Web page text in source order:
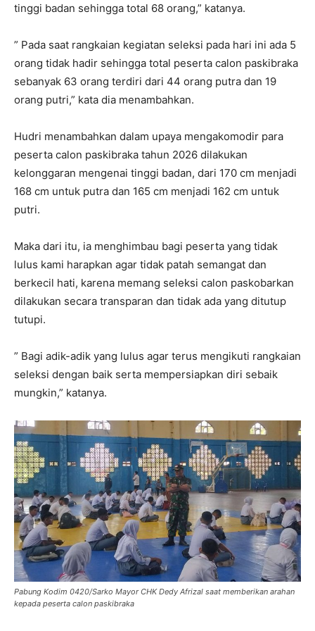
tinggi badan sehingga total 68 orang,” katanya.
” Pada saat rangkaian kegiatan seleksi pada hari ini ada 5
orang tidak hadir sehingga total peserta calon paskibraka
sebanyak 63 orang terdiri dari 44 orang putra dan 19
orang putri,” kata dia menambahkan.
Hudri menambahkan dalam upaya mengakomodir para
peserta calon paskibraka tahun 2026 dilakukan
kelonggaran mengenai tinggi badan, dari 170 cm menjadi
168 cm untuk putra dan 165 cm menjadi 162 cm untuk
putri.
Maka dari itu, ia menghimbau bagi peserta yang tidak
lulus kami harapkan agar tidak patah semangat dan
berkecil hati, karena memang seleksi calon paskobarkan
dilakukan secara transparan dan tidak ada yang ditutup
tutupi.
” Bagi adik-adik yang lulus agar terus mengikuti rangkaian
seleksi dengan baik serta mempersiapkan diri sebaik
mungkin,” katanya.
Pabung Kodim 0420/Sarko Mayor CHK Dedy Afrizal saat memberikan arahan
kepada peserta calon paskibraka